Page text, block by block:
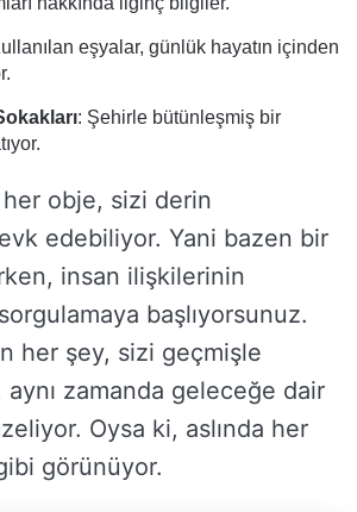
eşyalar, günlük hayatın içinden
: Şehirle bütünleşmiş bir
obje, sizi derin
edebiliyor. Yani bazen bir
insan ilişkilerinin
sorgulamaya başlıyorsunuz.
her şey, sizi geçmişle
zamanda geleceğe dair
Oysa ki, aslında her
görünüyor.